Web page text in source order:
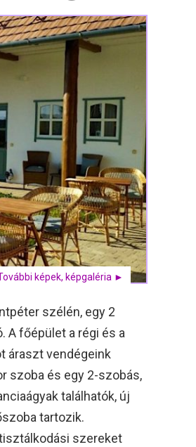
képek, képgaléria ►
szélén, egy 2
A főépület a régi és a
áraszt vendégeink
szoba és egy 2-szobás,
találhatók, új
tartozik.
szereket